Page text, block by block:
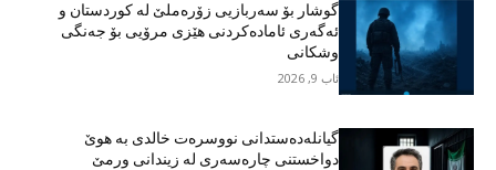
گوشار بۆ سەربازیی زۆرەملێ لە کوردستان و
ئەگەری ئامادەکردنی هێزی مرۆیی بۆ جەنگی
وشکانی
ئاب 9, 2026
گیانلەدەستدانی نووسرەت خالدی بە هوێ
دواخستنی چارەسەری لە زیندانی ورمێ